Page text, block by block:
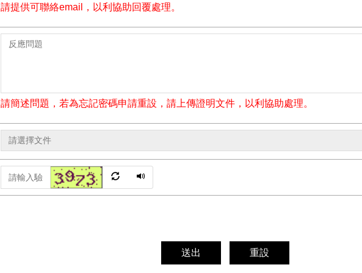
請提供可聯絡email，以利協助回覆處理。
請簡述問題，若為忘記密碼申請重設，請上傳證明文件，以利協助處理。
送出 重設